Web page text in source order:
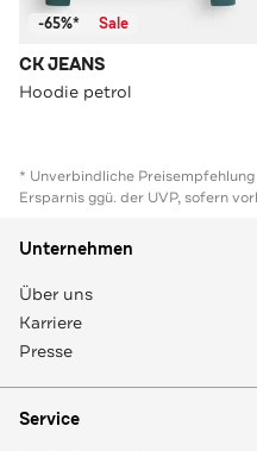
-65%* Sale
CK JEANS
Hoodie petrol
* Unverbindliche
Ersparnis ggü. der UVP, sofern
Unternehmen
Über uns
Karriere
Presse
Service